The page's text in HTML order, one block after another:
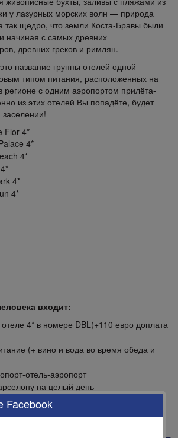
у лазурных морских волн — природа
так щедро, что земли Коста-Бравы были
с самых древних
древних греков и римлян.
название группы отелей одной
типом питания, расположенных на
регионе с одним аэропортом прилёта-
из этих отелей Вы попадёте, будет
заселении!
Flor 4*
4*
4*
4*
4*
входит:
4* в номере DBL(+110 евро доплата
(+ вино и вода во время обеда и
отель-аэропорт
на целый день
Facebook